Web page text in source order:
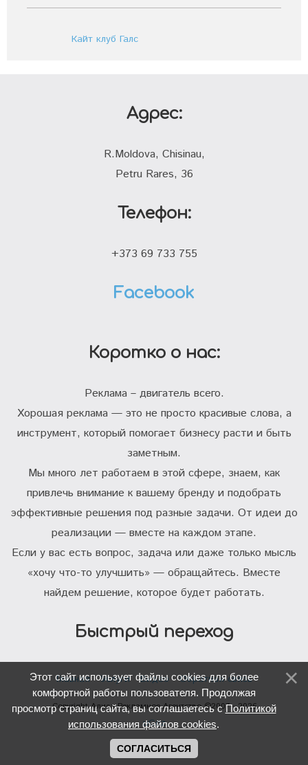
Кайт клуб Галс
Коротко о нас:
Реклама – двигатель всего.
Хорошая реклама — это не просто красивые слова, а
инструмент, который помогает бизнесу расти и быть
заметным.
Мы много лет работаем в этой сфере, знаем, как
привлечь внимание к вашему бренду и подобрать
эффективные решения под разные задачи. От идеи до
реализации — вместе на каждом этапе.
Если у вас есть вопрос, задача или даже только мысль
«хочу что-то улучшить» — обращайтесь. Вместе
найдем решение, которое будет работать.
Быстрый переход
Главная Услуги Видео Обратная связь
Copyright Алиса Рекламное Агентство ©2007 - 2026
uCoz
Адрес:
R.Moldova, Chisinau,
Petru Rares, 36
Телефон:
+373 69 733 755
Facebook
Этот сайт использует файлы cookies для более
комфортной работы пользователя. Продолжая
просмотр страниц сайта, вы соглашаетесь сПолитикой
использования файлов cookies.
СОГЛАСИТЬСЯ